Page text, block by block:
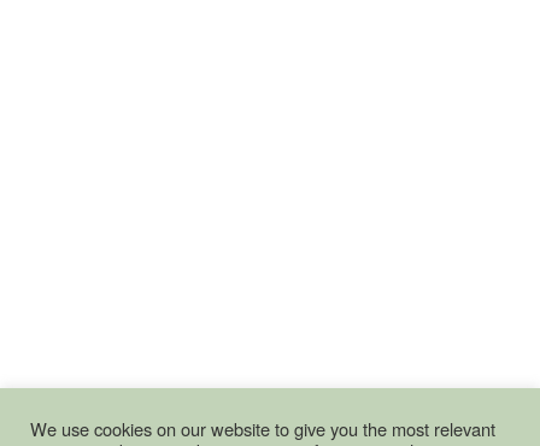
We use cookies on our website to give you the most relevant